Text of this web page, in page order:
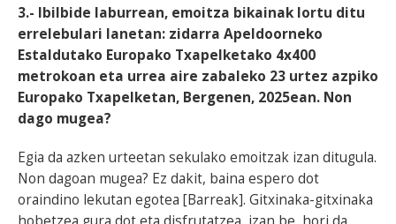
3.- Ibilbide laburrean, emoitza bikainak lortu ditu
errelebulari lanetan: zidarra Apeldoorneko
Estaldutako Europako Txapelketako 4x400
metrokoan eta urrea aire zabaleko 23 urtez azpiko
Europako Txapelketan, Bergenen, 2025ean. Non
dago mugea?
Egia da azken urteetan sekulako emoitzak izan ditugula.
Non dagoan mugea? Ez dakit, baina espero dot
oraindino lekutan egotea [Barreak]. Gitxinaka-gitxinaka